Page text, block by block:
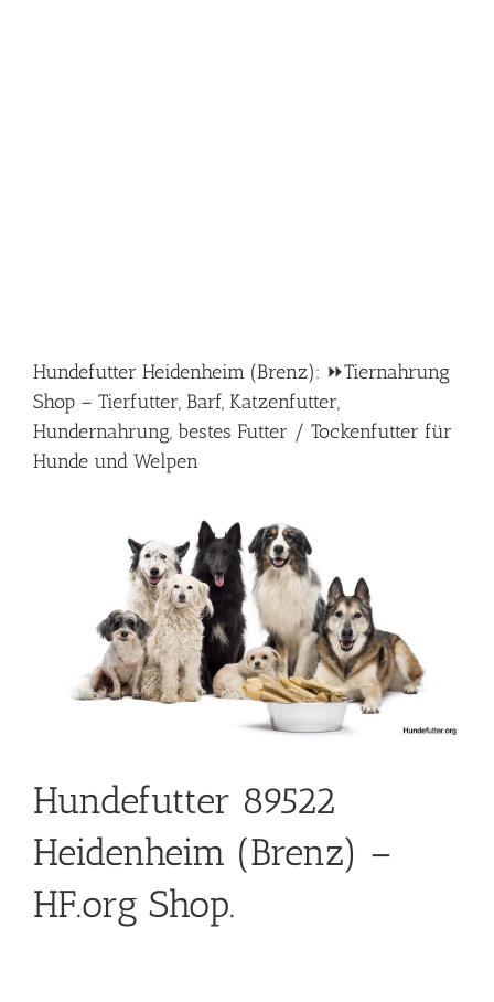
Hundefutter Heidenheim (Brenz): ⏩Tiernahrung
Shop – Tierfutter, Barf, Katzenfutter,
Hundernahrung, bestes Futter / Tockenfutter für
Hunde und Welpen
Hundefutter 89522
Heidenheim (Brenz) –
HF.org Shop.